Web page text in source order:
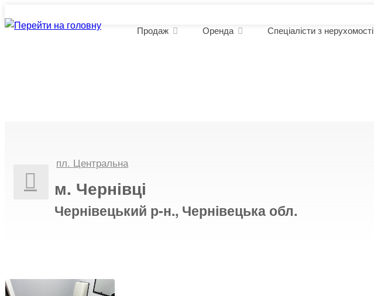
Продаж Оренда Спеціалісти з нерухомості
пл. Центральна
м. Чернівці
Чернівецький р-н., Чернівецька обл.